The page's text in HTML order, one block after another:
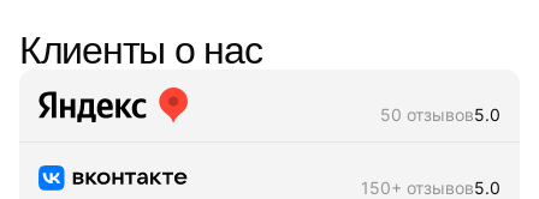
Клиенты о нас
50 отзывов5.0
150+ отзывов5.0